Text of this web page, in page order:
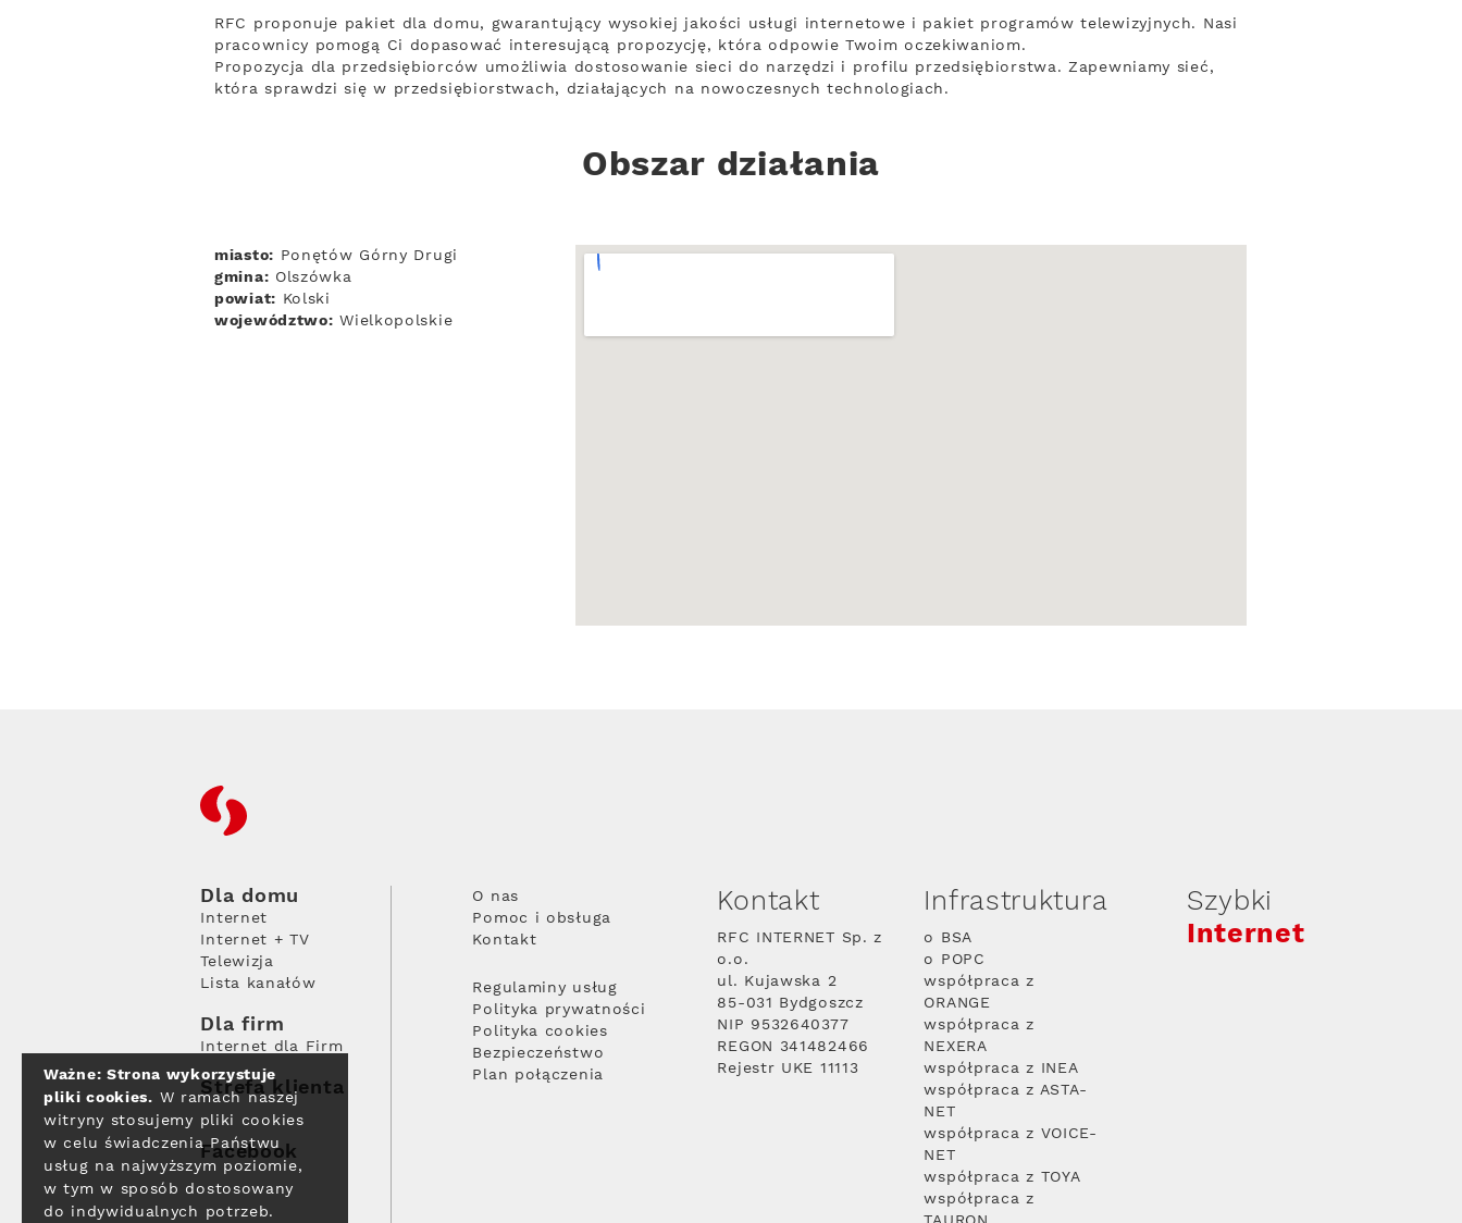
RFC proponuje pakiet dla domu, gwarantujący wysokiej jakości usługi internetowe i pakiet programów telewizyjnych. Nasi
pracownicy pomogą Ci dopasować interesującą propozycję, która odpowie Twoim oczekiwaniom.
Propozycja dla przedsiębiorców umożliwia dostosowanie sieci do narzędzi i profilu przedsiębiorstwa. Zapewniamy sieć,
która sprawdzi się w przedsiębiorstwach, działających na nowoczesnych technologiach.
Obszar działania
miasto: Ponętów Górny Drugi
gmina: Olszówka
powiat: Kolski
województwo: Wielkopolskie
RFC
Dla domu
Internet
Internet + TV
Telewizja
Lista kanałów
Dla firm
Internet dla Firm
Strefa klienta
Facebook
O nas
Pomoc i obsługa
Kontakt
Regulaminy usług
Polityka prywatności
Polityka cookies
Bezpieczeństwo
Plan połączenia
Kontakt
RFC INTERNET Sp. z
o.o.
ul. Kujawska 2
85-031 Bydgoszcz
NIP 9532640377
REGON 341482466
Rejestr UKE 11113
Infrastruktura
o BSA
o POPC
współpraca z
ORANGE
współpraca z
NEXERA
współpraca z INEA
współpraca z ASTA-
NET
współpraca z VOICE-
NET
współpraca z TOYA
współpraca z
Szybki
Internet
Ważne: Strona wykorzystuje
pliki cookies. W ramach naszej
witryny stosujemy pliki cookies
w celu świadczenia Państwu
usług na najwyższym poziomie,
w tym w sposób dostosowany
do indywidualnych potrzeb.